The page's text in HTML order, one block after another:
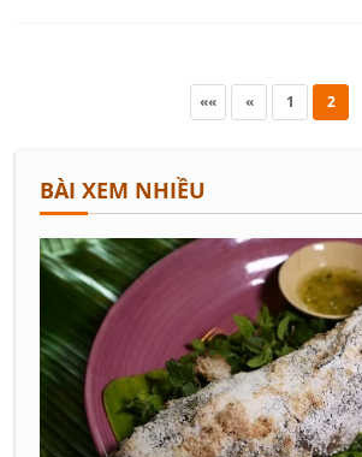
bơ tỏi chấm
với các bước
«« « 1 2
BÀI XEM NHIỀU